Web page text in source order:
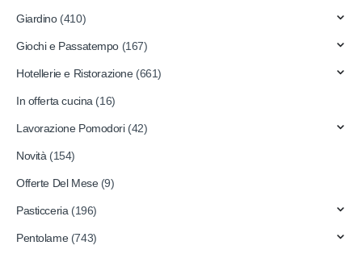
Giardino (410)
Giochi e Passatempo (167)
Hotellerie e Ristorazione (661)
In offerta cucina (16)
Lavorazione Pomodori (42)
Novità (154)
Offerte Del Mese (9)
Pasticceria (196)
Pentolame (743)